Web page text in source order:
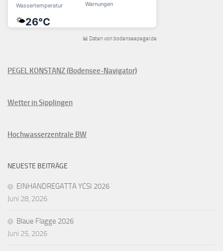
📊 Daten von bodenseepegel.de
PEGEL KONSTANZ (Bodensee-Navigator)
Wetter in Sipplingen
Hochwasserzentrale BW
NEUESTE BEITRÄGE
EINHANDREGATTA YCSI 2026
Juni 28, 2026
Blaue Flagge 2026
Juni 25, 2026